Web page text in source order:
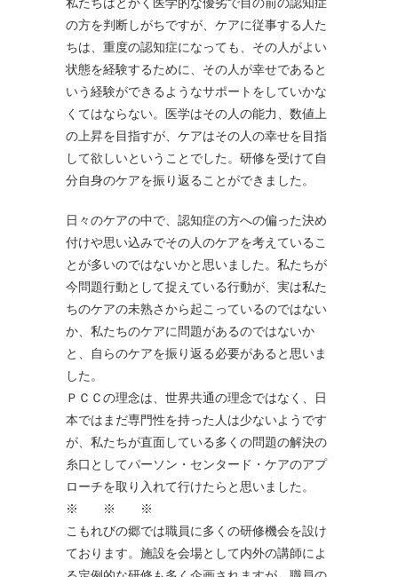
の方を判断しがちですが、ケアに従事する人た
ちは、重度の認知症になっても、その人がよい
状態を経験するために、その人が幸せであると
いう経験ができるようなサポートをしていかな
くてはならない。医学はその人の能力、数値上
の上昇を目指すが、ケアはその人の幸せを目指
して欲しいということでした。研修を受けて自
分自身のケアを振り返ることができました。
日々のケアの中で、認知症の方への偏った決め
付けや思い込みでその人のケアを考えているこ
とが多いのではないかと思いました。私たちが
今問題行動として捉えている行動が、実は私た
ちのケアの未熟さから起こっているのではない
か、私たちのケアに問題があるのではないか
と、自らのケアを振り返る必要があると思いま
した。
ＰＣＣの理念は、世界共通の理念ではなく、日
本ではまだ専門性を持った人は少ないようです
が、私たちが直面している多くの問題の解決の
糸口としてパーソン・センタード・ケアのアプ
ローチを取り入れて行けたらと思いました。
※ ※ ※
こもれびの郷では職員に多くの研修機会を設け
ております。施設を会場として内外の講師によ